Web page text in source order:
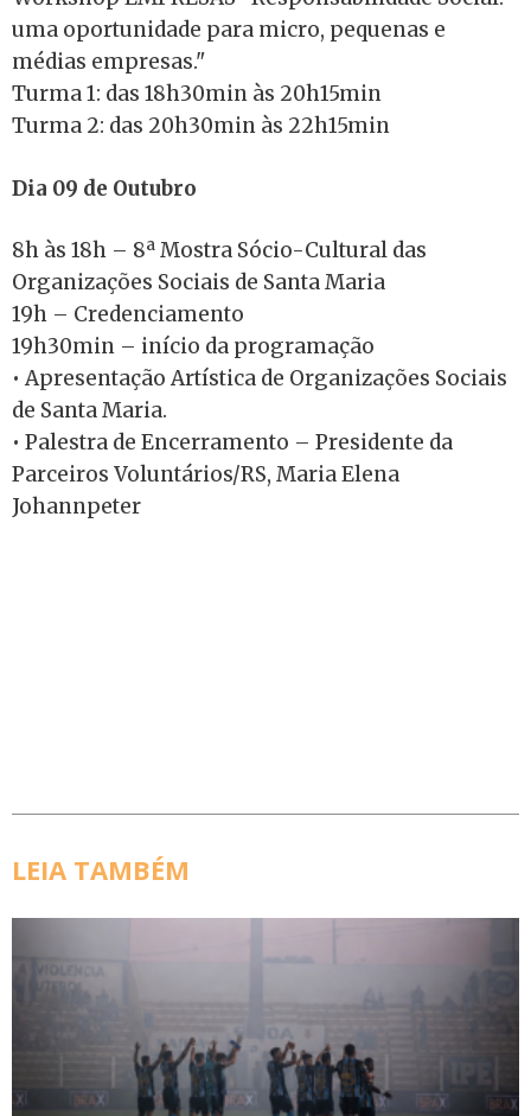
uma oportunidade para micro, pequenas e
médias empresas."
Turma 1: das 18h30min às 20h15min
Turma 2: das 20h30min às 22h15min
Dia 09 de Outubro
8h às 18h – 8ª Mostra Sócio-Cultural das
Organizações Sociais de Santa Maria
19h – Credenciamento
19h30min – início da programação
• Apresentação Artística de Organizações Sociais
de Santa Maria.
• Palestra de Encerramento – Presidente da
Parceiros Voluntários/RS, Maria Elena
Johannpeter
LEIA TAMBÉM